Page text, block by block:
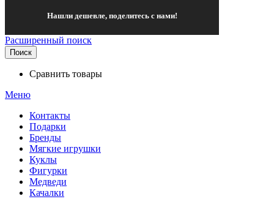
Нашли дешевле, поделитесь с нами!
Расширенный поиск
Поиск
Сравнить товары
Меню
Контакты
Подарки
Бренды
Мягкие игрушки
Куклы
Фигурки
Медведи
Качалки